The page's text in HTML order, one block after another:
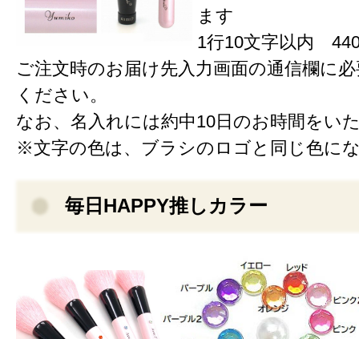
ます
1行10文字以内
ご注文時のお届け先入力画面の通信欄に
ください。
なお、名入れには約中10日のお時間をい
※文字の色は、ブラシのロゴと同じ色に
毎日HAPPY推しカラー